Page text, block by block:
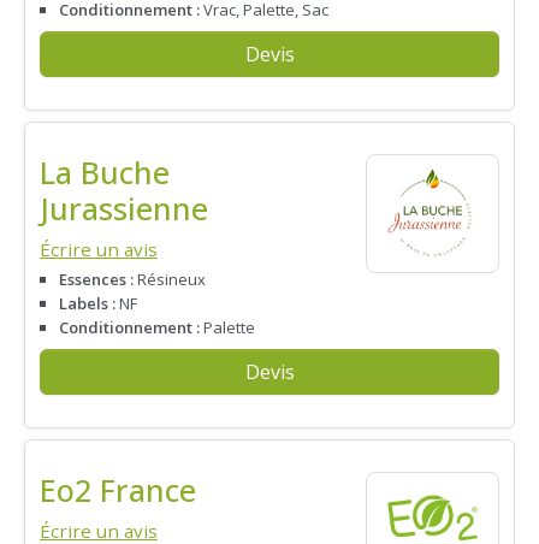
Conditionnement :Vrac, Palette, Sac
Devis
La Buche
Jurassienne
Écrire un avis
Essences :Résineux
Labels :NF
Conditionnement :Palette
Devis
Eo2 France
Écrire un avis